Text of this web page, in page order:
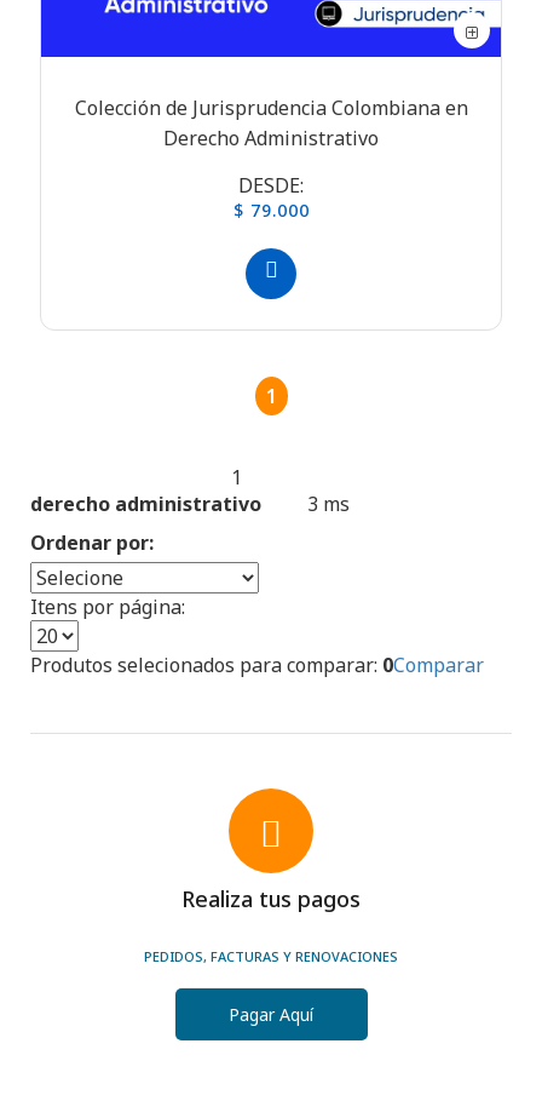
Colección de Jurisprudencia Colombiana en
Derecho Administrativo
DESDE:
$ 79.000
1
1
derecho administrativo
3 ms
Ordenar por:
Itens por página:
Produtos selecionados para comparar: 0Comparar
Realiza tus pagos
PEDIDOS, FACTURAS Y RENOVACIONES
Pagar Aquí